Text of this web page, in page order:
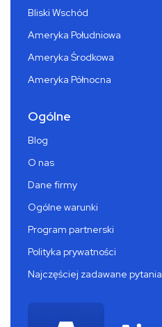
Bliski Wschód
Ameryka Południowa
Ameryka Środkowa
Ameryka Północna
Ogólne
Blog
O nas
Dane firmy
Ogólne warunki
Program partnerski
Polityka prywatności
Najczęściej zadawane pytania